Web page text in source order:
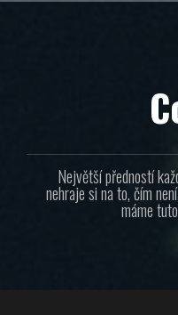
Největší předností
nehraje si na to, čím
máme